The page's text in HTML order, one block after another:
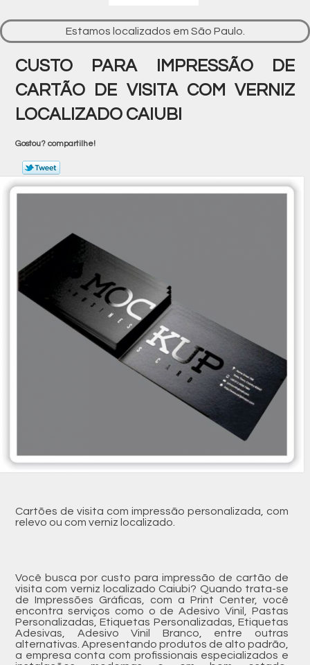
Estamos localizados em São Paulo.
CUSTO PARA IMPRESSÃO DE
CARTÃO DE VISITA COM VERNIZ
LOCALIZADO CAIUBI
Gostou? compartilhe!
Cartões de visita com impressão personalizada, com
relevo ou com verniz localizado.
Você busca por custo para impressão de cartão de
visita com verniz localizado Caiubi? Quando trata-se
de Impressões Gráficas, com a Print Center, você
encontra serviços como o de Adesivo Vinil, Pastas
Personalizadas, Etiquetas Personalizadas, Etiquetas
Adesivas, Adesivo Vinil Branco, entre outras
alternativas. Apresentando produtos de alto padrão,
a empresa conta com profissionais especializados e